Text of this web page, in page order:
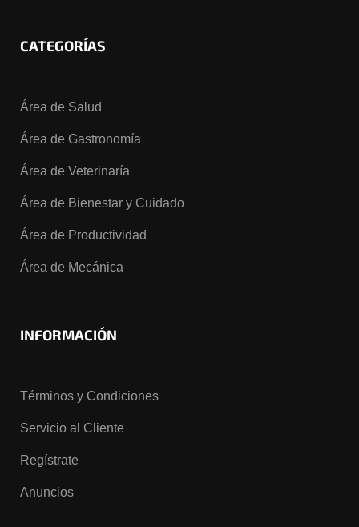
CATEGORÍAS
Área de Salud
Área de Gastronomía
Área de Veterinaría
Área de Bienestar y Cuidado
Área de Productividad
Área de Mecánica
INFORMACIÓN
Términos y Condiciones
Servicio al Cliente
Regístrate
Anuncios